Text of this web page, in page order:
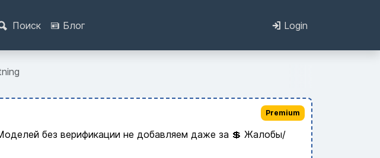
Поиск Блог Login
без верификации не добавляем даже за 💲 Жалобы/
Premium